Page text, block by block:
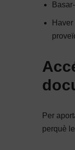
Per
perquè